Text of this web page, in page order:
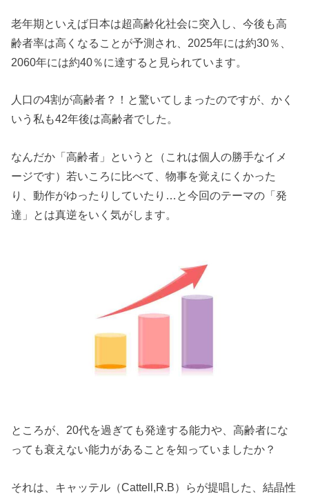
老年期といえば日本は超高齢化社会に突入し、今後も高
齢者率は高くなることが予測され、2025年には約30％、
2060年には約40％に達すると見られています。
人口の4割が高齢者？！と驚いてしまったのですが、かく
いう私も42年後は高齢者でした。
なんだか「高齢者」というと（これは個人の勝手なイメ
ージです）若いころに比べて、物事を覚えにくかった
り、動作がゆったりしていたり…と今回のテーマの「発
達」とは真逆をいく気がします。
ところが、20代を過ぎても発達する能力や、高齢者にな
っても衰えない能力があることを知っていましたか？
それは、キャッテル（Cattell,R.B）らが提唱した、結晶性